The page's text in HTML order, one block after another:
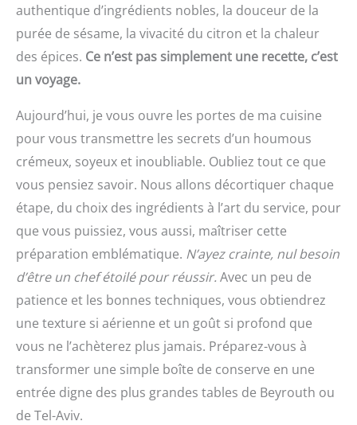
authentique d’ingrédients nobles, la douceur de la
purée de sésame, la vivacité du citron et la chaleur
des épices. Ce n’est pas simplement une recette, c’est
un voyage.
Aujourd’hui, je vous ouvre les portes de ma cuisine
pour vous transmettre les secrets d’un houmous
crémeux, soyeux et inoubliable. Oubliez tout ce que
vous pensiez savoir. Nous allons décortiquer chaque
étape, du choix des ingrédients à l’art du service, pour
que vous puissiez, vous aussi, maîtriser cette
préparation emblématique. N’ayez crainte, nul besoin
d’être un chef étoilé pour réussir. Avec un peu de
patience et les bonnes techniques, vous obtiendrez
une texture si aérienne et un goût si profond que
vous ne l’achèterez plus jamais. Préparez-vous à
transformer une simple boîte de conserve en une
entrée digne des plus grandes tables de Beyrouth ou
de Tel-Aviv.